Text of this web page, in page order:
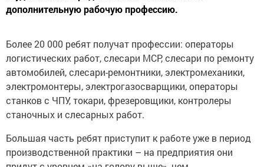
дополнительную рабочую профессию.
Более 20 000 ребят получат профессии: операторы
логистических работ, слесари МСР, слесари по ремонту
автомобилей, слесари-ремонтники, электромеханики,
электромонтеры, электрогазосварщики, операторы
станков с ЧПУ, токари, фрезеровщики, контролеры
станочных и слесарных работ.
Большая часть ребят приступит к работе уже в период
производственной практики – на предприятия они